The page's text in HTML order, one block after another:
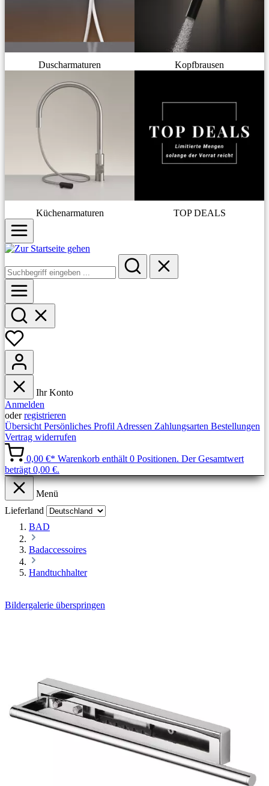
Duscharmaturen Kopfbrausen
Küchenarmaturen TOP DEALS
Ihr Konto
Anmelden
oderregistrieren
Übersicht Persönliches Profil Adressen Zahlungsarten Bestellungen
Vertrag widerrufen
0,00 €* Warenkorb enthält 0 Positionen. Der Gesamtwert
beträgt 0,00 €.
Menü
Lieferland
BAD
Badaccessoires
Handtuchhalter
Bildergalerie überspringen